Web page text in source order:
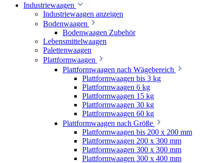
Industriewaagen
Industriewaagen anzeigen
Bodenwaagen
Bodenwaagen Zubehör
Lebensmittelwaagen
Palettenwaagen
Plattformwaagen
Plattformwaagen nach Wägebereich
Plattformwaagen bis 3 kg
Plattformwaagen 6 kg
Plattformwaagen 15 kg
Plattformwaagen 30 kg
Plattformwaagen 60 kg
Plattformwaagen nach Größe
Plattformwaagen bis 200 x 200 mm
Plattformwaagen 200 x 300 mm
Plattformwaagen 300 x 300 mm
Plattformwaagen 300 x 400 mm